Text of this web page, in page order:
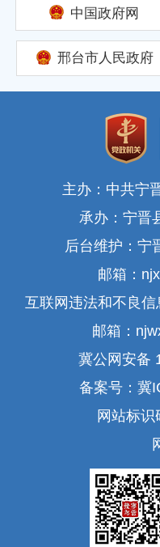
中国政府网
邢台市人民政府
主办：中共宁
承办：宁晋
后台维护：宁
邮箱：
互联网违法和不良
邮箱：
冀公网安备
备案号：冀
网站标